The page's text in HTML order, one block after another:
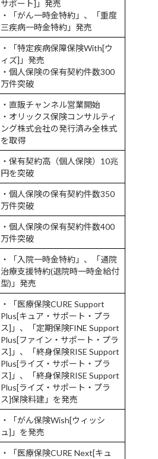
サポート]」発売
・「がん一時金特約」、「重度
三疾病一時金特約」発売
・「特定疾病保障保険With[ウ
ィズ]」発売
・個人保険の保有契約件数300
万件突破
・直販チャンネル営業開始
・オリックス保険コンサルティ
ング株式会社の発行済み全株式
を取得
・保有契約高（個人保険）10兆
円を突破
・個人保険の保有契約件数350
万件突破
・個人保険の保有契約件数400
万件突破
・「入院一時金特約」、「通院
治療支援特約(退院時一時金給付
型)」発売
・「医療保険CURE Support
Plus[キュア・サポート・プラ
ス]」、「定期保険FINE Support
Plus[ファイン・サポート・プラ
ス]」、「終身保険RISE Support
Plus[ライズ・サポート・プラ
ス]」、「終身保険RISE Support
Plus[ライズ・サポート・プラ
ス]保険料建」を発売
・「がん保険Wish[ウィッシ
ュ]」を発売
・「医療保険CURE Next[キュ